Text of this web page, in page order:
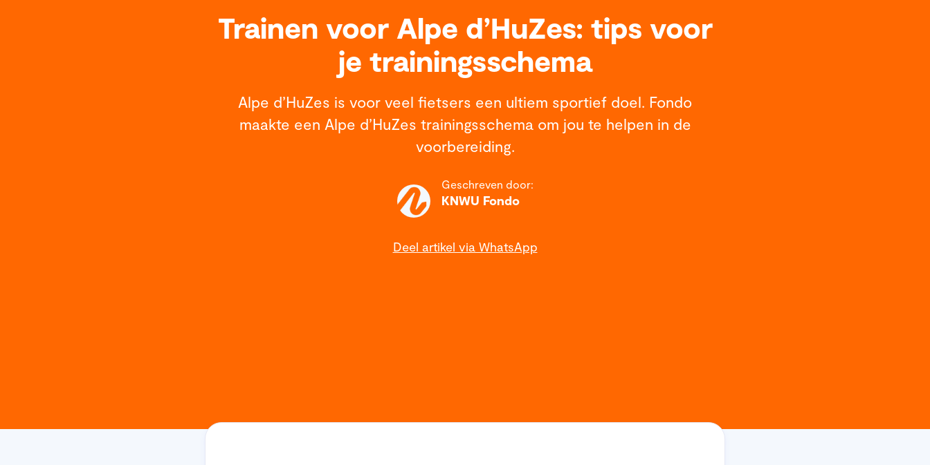
Trainen voor Alpe d’HuZes: tips voor
je trainingsschema
Alpe d’HuZes is voor veel fietsers een ultiem sportief doel. Fondo
maakte een Alpe d’HuZes trainingsschema om jou te helpen in de
voorbereiding.
Geschreven door:
KNWU Fondo
Deel artikel via WhatsApp